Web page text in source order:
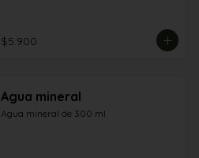
$5.900
Agua mineral
Agua mineral de 300 ml